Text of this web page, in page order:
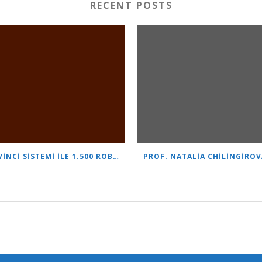
RECENT POSTS
DA VINCI SISTEMI ILE 1.500 ROBOTIK AMELIYAT: “KALP VE BEYIN” ÜROLOJIDE LIDERLIĞINI PEKIŞTIRIYOR